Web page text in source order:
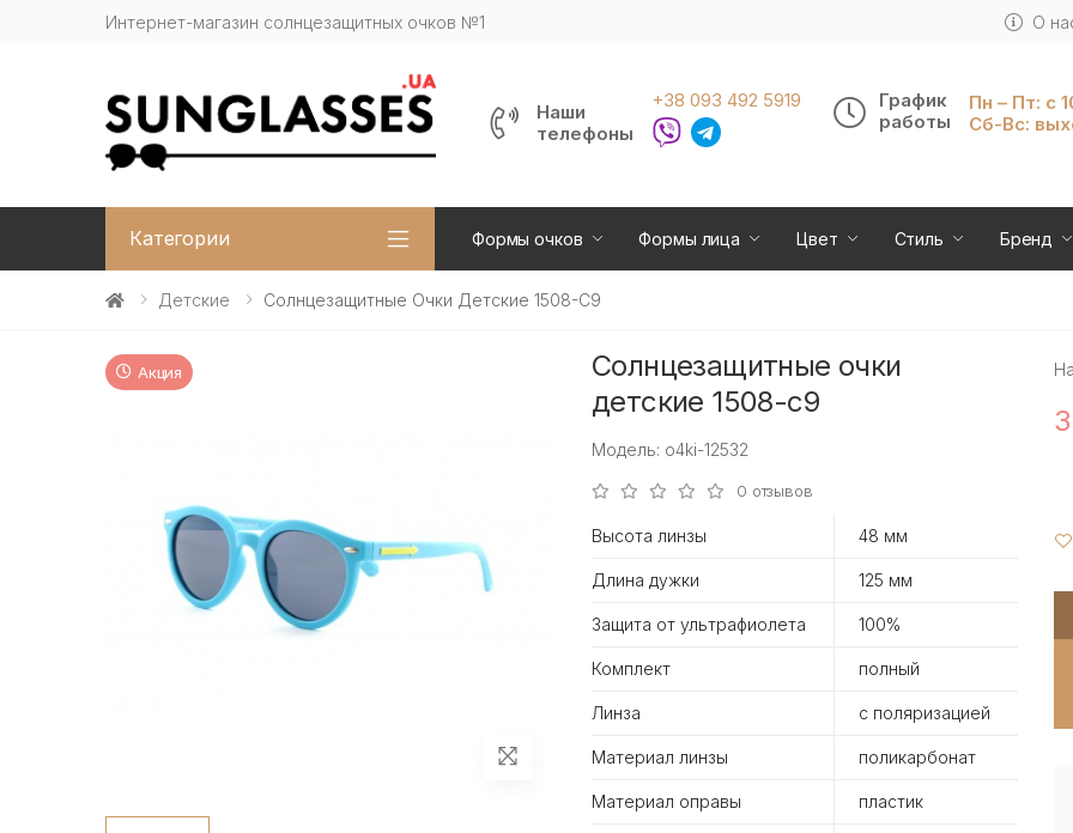
Интернет-магазин солнцезащитных очков №1 О
Наши
телефоны
+38 093 492 5919
График
работы
Пн – Пт: с
Сб-Вс:
Категории Формы очков Формы лица Цвет Стиль Бренд
Детские Солнцезащитные Очки Детские 1508-С9
Акция
Солнцезащитные очки
детские 1508-с9
Модель: o4ki-12532
0 отзывов
Высота линзы 48 мм
Длина дужки 125 мм
Защита от ультрафиолета 100%
Комплект полный
Линза с поляризацией
Материал линзы поликарбонат
Материал оправы пластик